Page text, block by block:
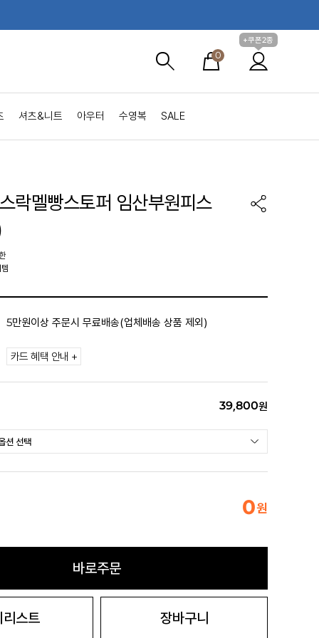
0
+쿠폰2종
셔츠&니트 아우터 수영복 SALE
락멜빵스토퍼 임산부원피스
5만원이상 주문시 무료배송(업체배송 상품 제외)
카드 혜택 안내 +
39,800원
0원
바로주문
리스트 장바구니